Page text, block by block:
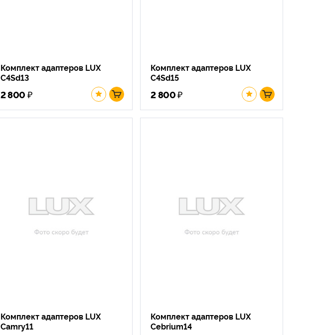
Комплект адаптеров LUX
C4Sd13
2 800 ₽
Комплект адаптеров LUX
C4Sd15
2 800₽
Комплект адаптеров LUX
Camry11
Комплект адаптеров LUX
Cebrium14